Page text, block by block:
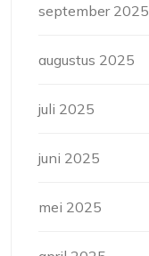
september 2025
augustus 2025
juli 2025
juni 2025
mei 2025